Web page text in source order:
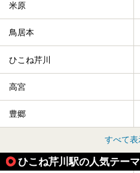
米原
鳥居本
ひこね芹川
高宮
豊郷
すべて表
ひこね芹川駅の人気テー